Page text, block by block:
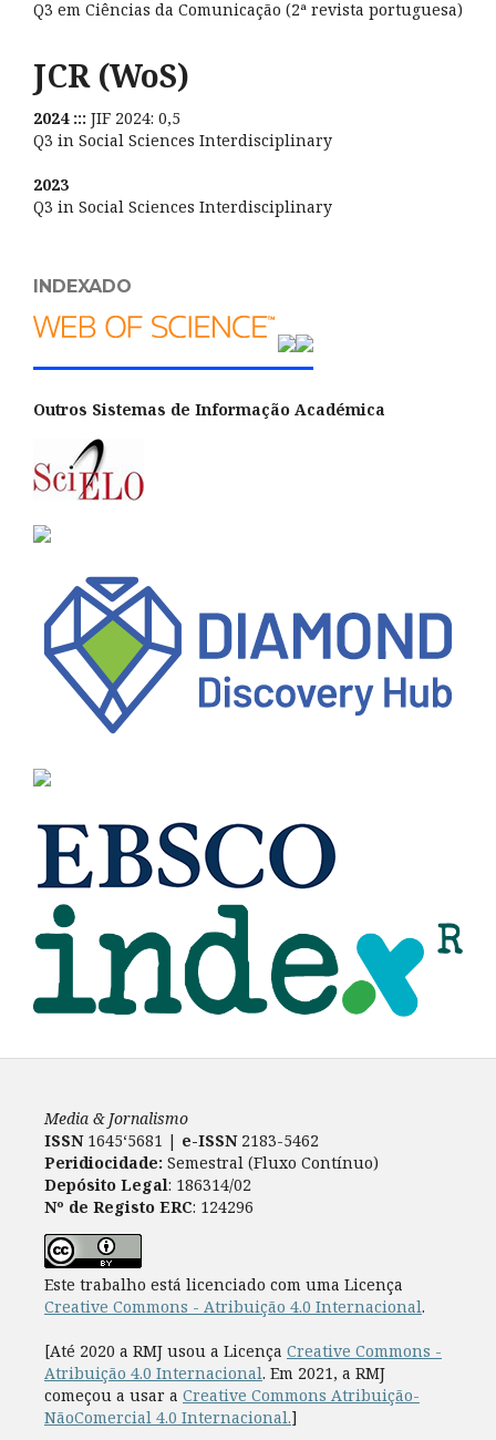
Q3 em Ciências da Comunicação (2ª revista portuguesa)
JCR (WoS)
2024 ::: JIF 2024: 0,5
Q3 in Social Sciences Interdisciplinary
2023
Q3 in Social Sciences Interdisciplinary
INDEXADO
Outros Sistemas de Informação Académica
Media & Jornalismo
ISSN 1645‘5681 | e-ISSN2183-5462
Peridiocidade: Semestral (Fluxo Contínuo)
Depósito Legal: 186314/02
Nº de Registo ERC: 124296
Este trabalho está licenciado com uma Licença
Creative Commons - Atribuição 4.0 Internacional.
[Até 2020 a RMJ usou a Licença Creative Commons -
Atribuição 4.0 Internacional. Em 2021, a RMJ
começou a usar a Creative Commons Atribuição-
NãoComercial 4.0 Internacional.]